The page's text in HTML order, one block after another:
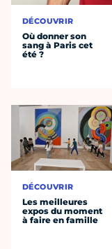
DÉCOUVRIR
Où donner son
sang à Paris cet
été ?
DÉCOUVRIR
Les meilleures
expos du moment
à faire en famille